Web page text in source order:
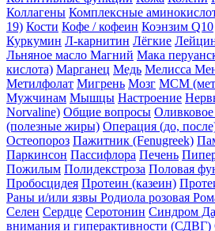
Коллагены Комплексные
19) Кости Кофе / кофеин Коэнзим Q10
Куркумин Л-карнитин Лёгкие
Льняное масло Магний Мака
кислота) Марганец Медь Мелисса
Метилфолат Мигрень Мозг МСМ
Мужчинам Мышцы Настроение
Norvaline) Общие вопросы
(полезные жиры) Операция (до,
Остеопороз Пажитник (Fenugreek)
Паркинсон Пассифлора Печень
Пожилым Полидекстроза Половая
Пробосцидея Протеин (казеин)
Раны и/или язвы Родиола розовая
Селен Сердце Серотонин Синдром
внимания и гиперактивности (СДВГ)